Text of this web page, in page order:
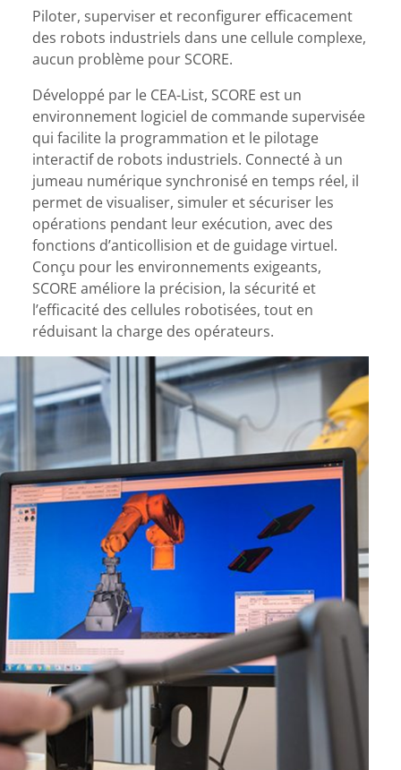
Piloter, superviser et reconfigurer efficacement
des robots industriels dans une cellule complexe,
aucun problème pour SCORE.
Développé par le CEA-List, SCORE est un
environnement logiciel de commande supervisée
qui facilite la programmation et le pilotage
interactif de robots industriels. Connecté à un
jumeau numérique synchronisé en temps réel, il
permet de visualiser, simuler et sécuriser les
opérations pendant leur exécution, avec des
fonctions d’anticollision et de guidage virtuel.
Conçu pour les environnements exigeants,
SCORE améliore la précision, la sécurité et
l’efficacité des cellules robotisées, tout en
réduisant la charge des opérateurs.